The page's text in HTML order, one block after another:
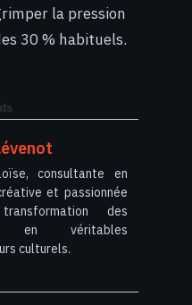
la pression
30 % habituels.
consultante en
et passionnée
des
en véritables
culturels.